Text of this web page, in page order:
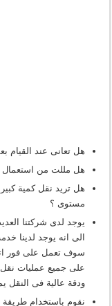
هل تعانى عند القيام
هل مللت من استعمال
هل تريد نقل كمية
مستوى ؟
يوجد لدى شركتنا
الى انه يوجد لدينا
سوف تعمل على فور
على جميع عمليات
ودقة عالية فى النقل
نقوم باستخدام طريقة